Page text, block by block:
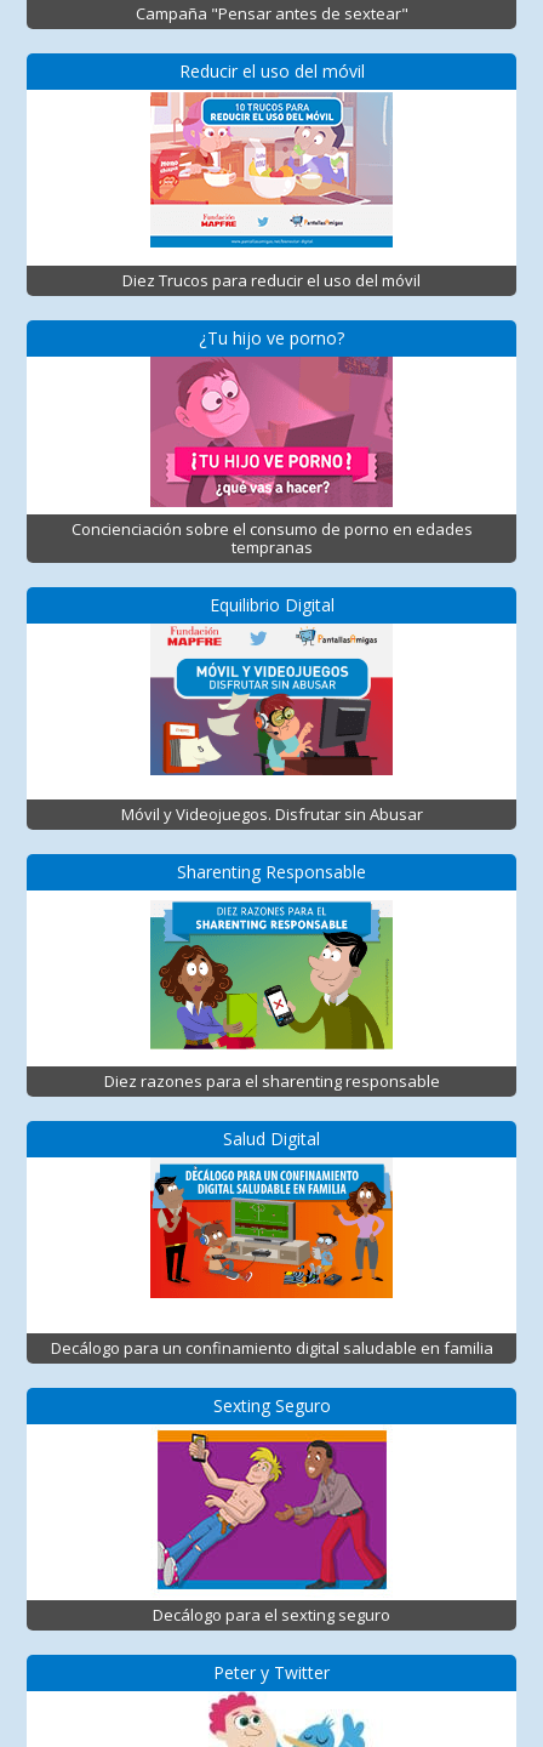
Campaña "Pensar antes de sextear"
Reducir el uso del móvil
Diez Trucos para reducir el uso del móvil
¿Tu hijo ve porno?
Concienciación sobre el consumo de porno en edades
tempranas
Equilibrio Digital
Móvil y Videojuegos. Disfrutar sin Abusar
Sharenting Responsable
Diez razones para el sharenting responsable
Salud Digital
Decálogo para un confinamiento digital saludable en familia
Sexting Seguro
Decálogo para el sexting seguro
Peter y Twitter